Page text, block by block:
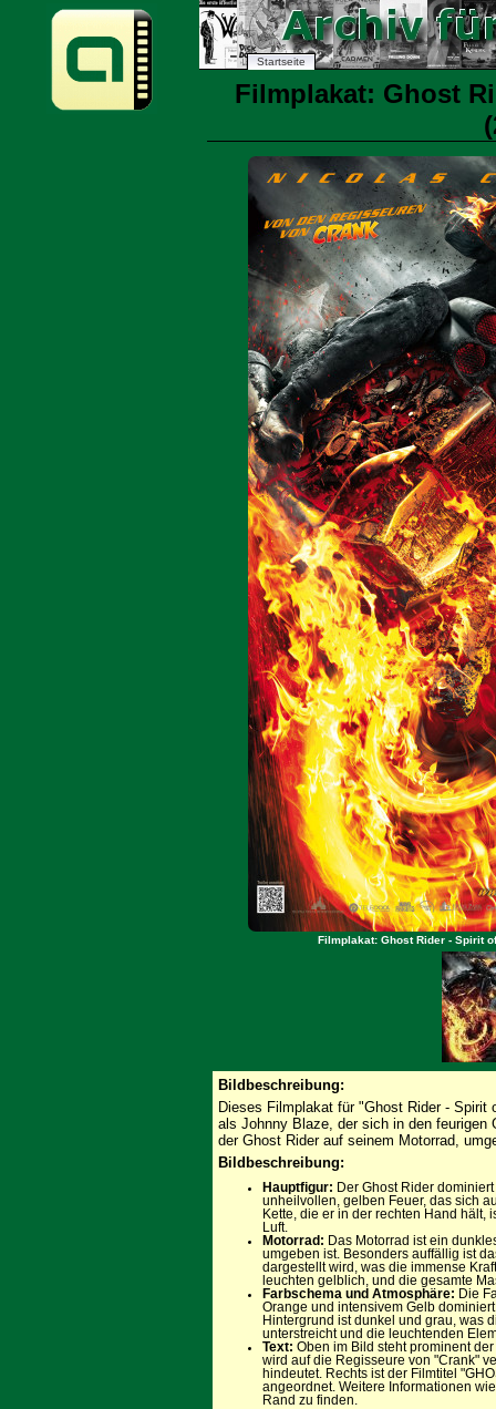
Startseite
Filmplakat: Ghost
Filmplakat: Ghost Rider - Spirit
Bildbeschreibung:
Dieses Filmplakat für "Ghost Rider - Spirit
als Johnny Blaze, der sich in den
der Ghost Rider auf seinem Motorrad,
Bildbeschreibung:
Hauptfigur: Der Ghost Rider
unheilvollen, gelben Feuer, das sich
Kette, die er in der rechten Hand hält,
Luft.
Motorrad: Das Motorrad ist ein
umgeben ist. Besonders auffällig ist
dargestellt wird, was die immense
leuchten gelblich, und die gesamte
Farbschema und Atmosphäre: Die
Orange und intensivem Gelb
Hintergrund ist dunkel und grau, was
unterstreicht und die leuchtenden
Text: Oben im Bild steht prominent
wird auf die Regisseure von "Crank"
hindeutet. Rechts ist der Filmtitel
angeordnet. Weitere Informationen
Rand zu finden.